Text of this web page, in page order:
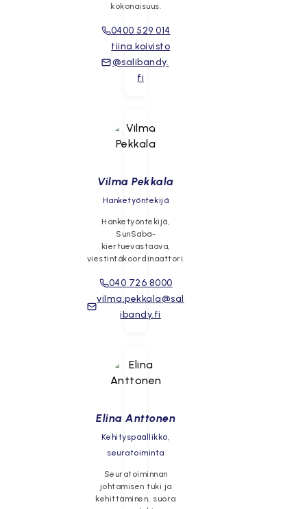
kokonaisuus.
0400 529 014
tiina.koivisto
@salibandy.
fi
Vilma Pekkala
Hanketyöntekijä
Hanketyöntekijä,
SunSäbä-
kiertuevastaava,
viestintäkoordinaattori.
040 726 8000
vilma.pekkala@sal
ibandy.fi
Elina Anttonen
Kehityspäällikkö,
seuratoiminta
Seuratoiminnan
johtamisen tuki ja
kehittäminen, suora